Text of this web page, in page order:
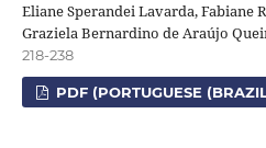
Eliane Sperandei Lavarda, Fabiane
Graziela Bernardino de Araújo
218-238
PDF (PORTUGUESE